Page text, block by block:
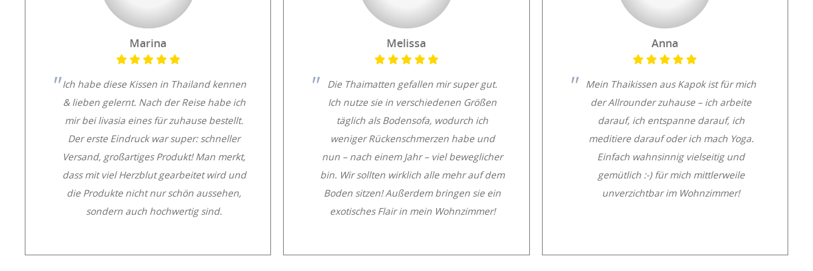
Ich habe diese Kissen in Thailand kennen
& lieben gelernt. Nach der Reise habe ich
mir bei livasia eines für zuhause bestellt.
Der erste Eindruck war super: schneller
Versand, großartiges Produkt! Man merkt,
dass mit viel Herzblut gearbeitet wird und
die Produkte nicht nur schön aussehen,
sondern auch hochwertig sind.
Marina
Mein Thaikissen aus Kapok ist für mich
der Allrounder zuhause – ich arbeite
darauf, ich entspanne darauf, ich
meditiere darauf oder ich mach Yoga.
Einfach wahnsinnig vielseitig und
gemütlich :-) für mich mittlerweile
unverzichtbar im Wohnzimmer!
Anna
Die Thaimatten gefallen mir super gut.
Ich nutze sie in verschiedenen Größen
täglich als Bodensofa, wodurch ich
weniger Rückenschmerzen habe und
nun – nach einem Jahr – viel beweglicher
bin. Wir sollten wirklich alle mehr auf dem
Boden sitzen! Außerdem bringen sie ein
exotisches Flair in mein Wohnzimmer!
Melissa